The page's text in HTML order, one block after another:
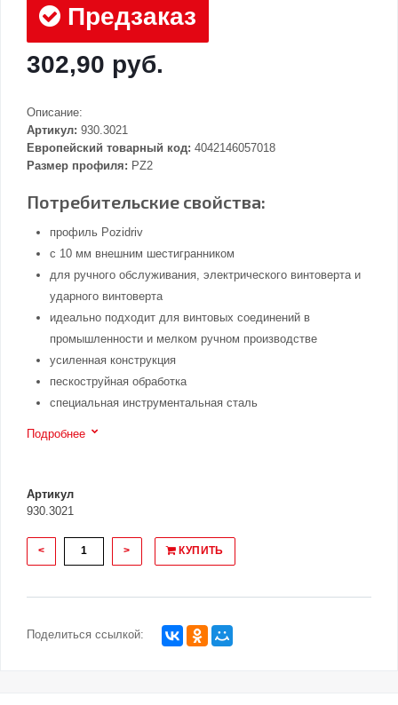
Предзаказ
302,90 руб.
Описание:
Артикул: 930.3021
Европейский товарный код: 4042146057018
Размер профиля: PZ2
Потребительские свойства:
профиль Pozidriv
с 10 мм внешним шестигранником
для ручного обслуживания, электрического винтоверта и
ударного винтоверта
идеально подходит для винтовых соединений в
промышленности и мелком ручном производстве
усиленная конструкция
пескоструйная обработка
специальная инструментальная сталь
Подробнее
Артикул
930.3021
< > КУПИТЬ
Поделиться ссылкой: